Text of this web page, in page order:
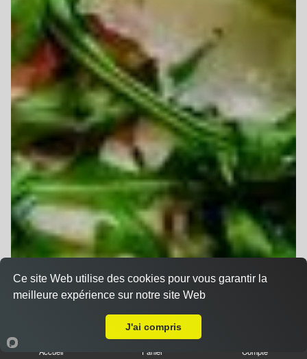
Accueil Panier Compte
Ce site Web utilise des cookies pour vous garantir la
meilleure expérience sur notre site Web
J'ai compris